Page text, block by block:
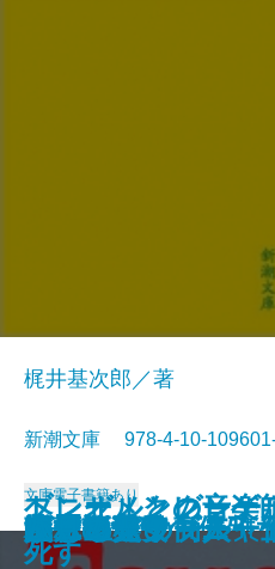
ジュリアス・シー
近代能楽集
ファウスト〔二〕
江分利満氏の優雅
藤村詩集
楼蘭
幸福な王子
ブレーメンの音
集III―
ヘンゼルとグレ
話集II―
檸檬
梶井基次郎／著
新潮文庫 978-4-10-
文庫電子書籍あり
ファウスト〔一〕
リア王
眠れる美女
ヴェニスの商人
美しい星
レ・ミゼラブル〔
かもめ・ワーニャ
ハムレット
トニオ・クレー
死す
八月の光